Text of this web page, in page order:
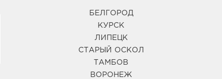
БЕЛГОРОД
КУРСК
ЛИПЕЦК
СТАРЫЙ ОСКОЛ
ТАМБОВ
ВОРОНЕЖ